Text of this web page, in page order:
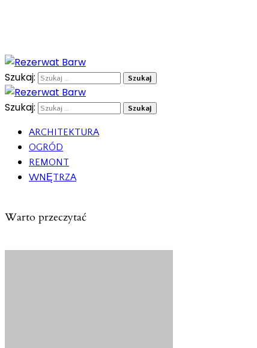
Szukaj:
Szukaj:
ARCHITEKTURA
OGRÓD
REMONT
WNĘTRZA
Warto przeczytać